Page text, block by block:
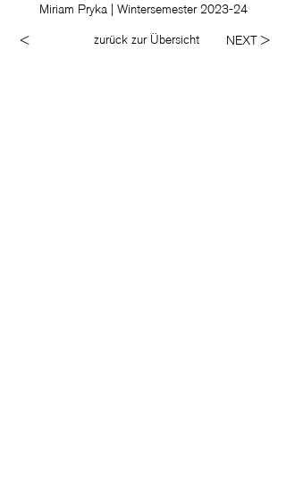
Miriam Pryka | Wintersemester 2023-24
< zurück zur Übersicht NEXT >